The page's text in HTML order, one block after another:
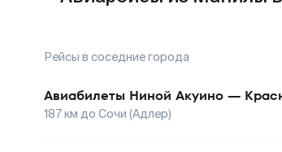
Рейсы в соседние города
Авиабилеты Ниной Акуино —
187км до Сочи (Адлер)